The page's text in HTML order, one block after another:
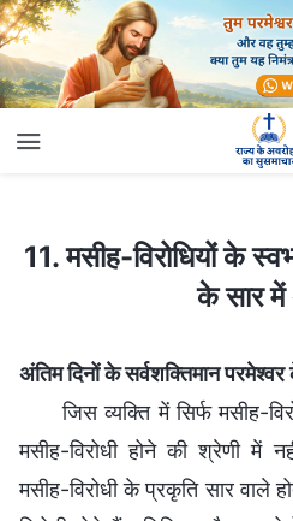
11. मसीह-विरोधियों के स्वभाव और मसीह
11. मसीह-विरोधियों के
के सार
अंतिम दिनों के सर्वशक्तिमान
जिस व्यक्ति में सिर्फ मसीह-
मसीह-विरोधी होने की श्रेणी में
मसीह-विरोधी के प्रकृति सार वाले